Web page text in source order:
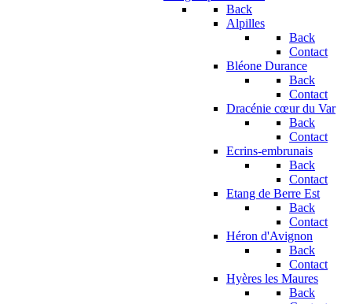
Back
Alpilles
Back
Contact
Bléone Durance
Back
Contact
Dracénie cœur du Var
Back
Contact
Ecrins-embrunais
Back
Contact
Etang de Berre Est
Back
Contact
Héron d'Avignon
Back
Contact
Hyères les Maures
Back